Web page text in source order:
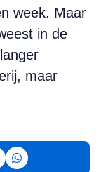
week. Maar
in de
maar
LinkedIn
via e-mail
Deel via